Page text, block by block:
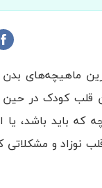
ماهیچه‌های
که ضربان قلب کودک
که باید باشد،
نوزاد و